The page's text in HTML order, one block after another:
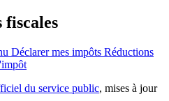
fiscales
Déclarer mes impôts Réductions
du service public, mises à jour